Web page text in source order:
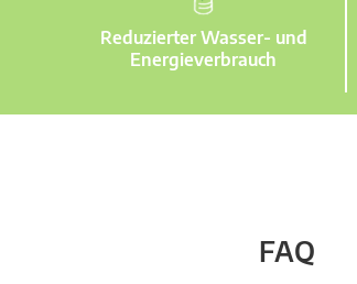
Reduzierter Wasser- und
Energieverbrauch
FAQ